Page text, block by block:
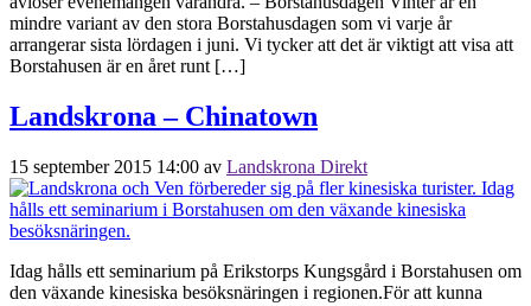
mindre variant av den stora Borstahusdagen som vi varje år
arrangerar sista lördagen i juni. Vi tycker att det är viktigt att visa att
Borstahusen är en året runt […]
Landskrona – Chinatown
15 september 2015 14:00 av Landskrona Direkt
Idag hålls ett seminarium på Erikstorps Kungsgård i Borstahusen om
den växande kinesiska besöksnäringen i regionen.För att kunna